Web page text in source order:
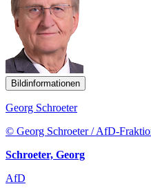
Georg Schroeter
© Georg Schroeter / AfD-Fraktion
Schroeter, Georg
AfD
()